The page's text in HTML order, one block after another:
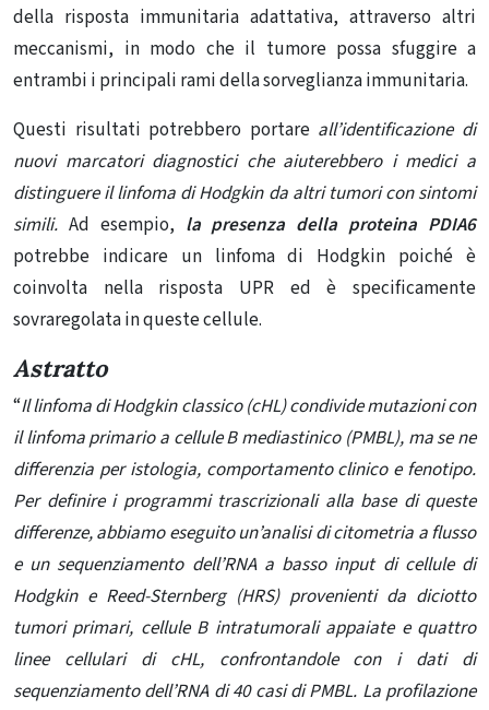
della risposta immunitaria adattativa, attraverso altri
meccanismi, in modo che il tumore possa sfuggire a
entrambi i principali rami della sorveglianza immunitaria.
Questi risultati potrebbero portare all’identificazione di
nuovi marcatori diagnostici che aiuterebbero i medici a
distinguere il linfoma di Hodgkin da altri tumori con sintomi
simili. Ad esempio, la presenza della proteina PDIA6
potrebbe indicare un linfoma di Hodgkin poiché è
coinvolta nella risposta UPR ed è specificamente
sovraregolata in queste cellule.
Astratto
“Il linfoma di Hodgkin classico (cHL) condivide mutazioni con
il linfoma primario a cellule B mediastinico (PMBL), ma se ne
differenzia per istologia, comportamento clinico e fenotipo.
Per definire i programmi trascrizionali alla base di queste
differenze, abbiamo eseguito un’analisi di citometria a flusso
e un sequenziamento dell’RNA a basso input di cellule di
Hodgkin e Reed-Sternberg (HRS) provenienti da diciotto
tumori primari, cellule B intratumorali appaiate e quattro
linee cellulari di cHL, confrontandole con i dati di
sequenziamento dell’RNA di 40 casi di PMBL. La profilazione